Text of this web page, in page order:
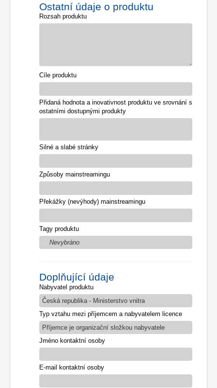
Ostatní údaje o produktu
Rozsah produktu
Cíle produktu
Přidaná hodnota a inovativnost produktu ve srovnání s
ostatními dostupnými produkty
Silné a slabé stránky
Způsoby mainstreamingu
Překážky (nevýhody) mainstreamingu
Tagy produktu
Nevybráno
Doplňující údaje
Nabyvatel produktu
Česká republika - Ministerstvo vnitra
Typ vztahu mezi příjemcem a nabyvatelem licence
Příjemce je organizační složkou nabyvatele
Jméno kontaktní osoby
E-mail kontaktní osoby